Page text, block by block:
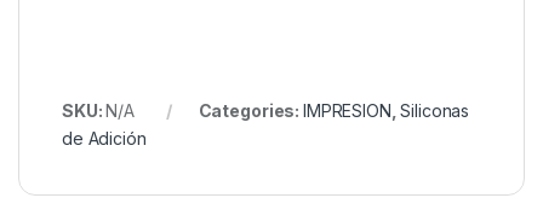
SKU:N/A Categories: IMPRESION ,Siliconas
de Adición